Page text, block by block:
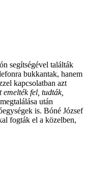
segítségével találták
bukkantak, hanem
kapcsolatban azt
fel, tudták,
után
is. Bóné József
fogták el a közelben,